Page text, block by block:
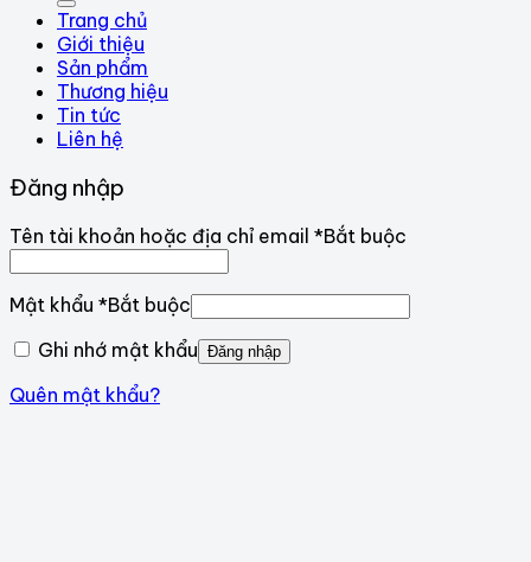
Trang chủ
Giới thiệu
Sản phẩm
Thương hiệu
Tin tức
Liên hệ
Đăng nhập
Tên tài khoản hoặc địa chỉ email *Bắt buộc
Mật khẩu *Bắt buộc
Ghi nhớ mật khẩu Đăng nhập
Quên mật khẩu?